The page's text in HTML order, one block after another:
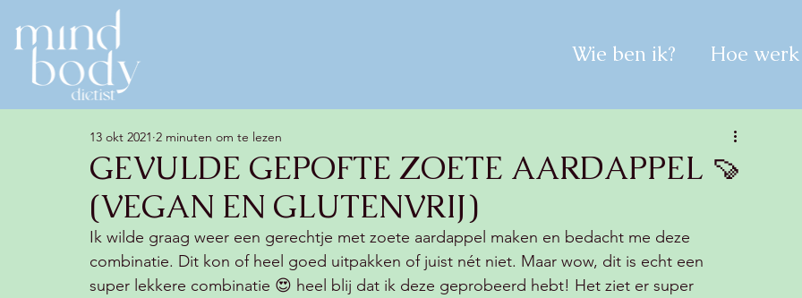
Wie ben ik? Hoe werk
GEVULDE GEPOFTE ZOETE AARDAPPEL 🍠
(VEGAN EN GLUTENVRIJ)
13 okt 2021 2 minuten om te lezen
Ik wilde graag weer een gerechtje met zoete aardappel maken en bedacht me deze
combinatie. Dit kon of heel goed uitpakken of juist nét niet. Maar wow, dit is echt een
super lekkere combinatie 😍 heel blij dat ik deze geprobeerd hebt! Het ziet er super